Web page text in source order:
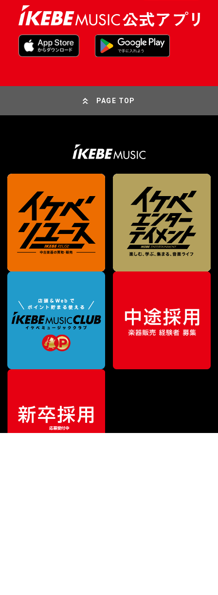
販売価格 ¥54,439（税込）
¥12,170（税込）
PAGE TOP